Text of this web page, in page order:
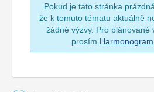
Pokud je tato stránka
že k tomuto tématu aktuálně
žádné výzvy. Pro plánované
prosím